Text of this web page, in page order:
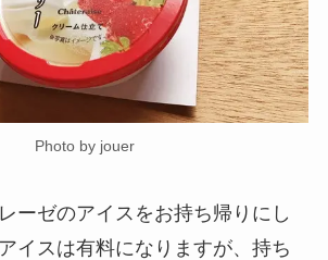
Photo by jouer
ーゼのアイスをお持ち帰りにし
イスは有料になりますが、持ち